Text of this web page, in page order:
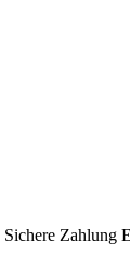
Sichere Zahlung